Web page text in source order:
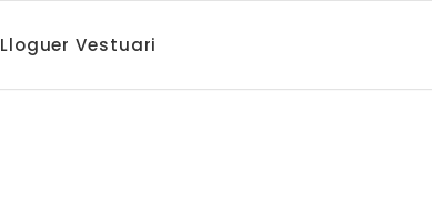
Lloguer Vestuari